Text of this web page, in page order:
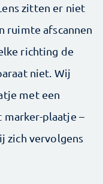
zitten er niet
ruimte afscannen
richting de
niet. Wij
met een
plaatje –
zich vervolgens